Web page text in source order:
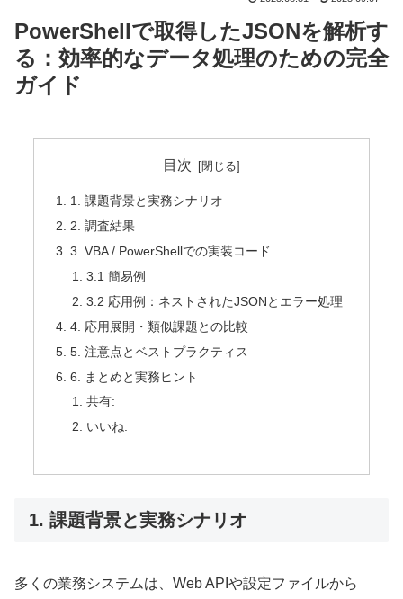
PowerShellで取得したJSONを解析す
る：効率的なデータ処理のための完全
ガイド
目次
1. 課題背景と実務シナリオ
2. 調査結果
3. VBA / PowerShellでの実装コード
3.1 簡易例
3.2 応用例：ネストされたJSONとエラー処理
4. 応用展開・類似課題との比較
5. 注意点とベストプラクティス
6. まとめと実務ヒント
共有:
いいね:
1. 課題背景と実務シナリオ
多くの業務システムは、Web APIや設定ファイルから